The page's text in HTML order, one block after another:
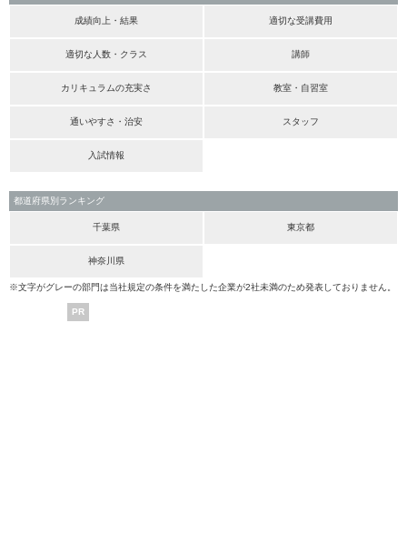
成績向上・結果 適切な受講費用
適切な人数・クラス 講師
カリキュラムの充実さ 教室・自習室
通いやすさ・治安 スタッフ
入試情報
都道府県別ランキング
千葉県 東京都
神奈川県
※文字がグレーの部門は当社規定の条件を満たした企業が2社未満のため発表しておりません。
PR